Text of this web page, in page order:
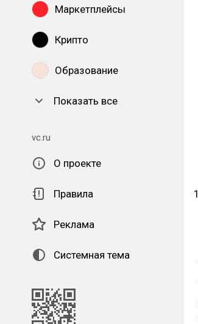
Маркетплейсы
Крипто
Образование
Показать все
vc.ru
О проекте
Правила
Реклама
Системная тема